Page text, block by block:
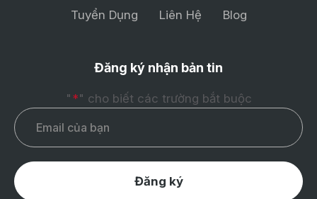
Tuyển Dụng
Liên Hệ Blog
Đăng ký nhận bản tin
" *" cho biết các trường bắt buộc
Email*
Đăng ký